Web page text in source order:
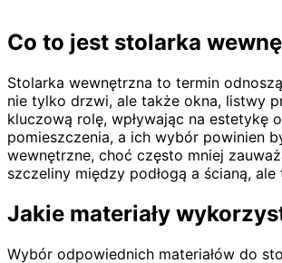
Co to jest stolarka
Stolarka wewnętrzna to termin
nie tylko drzwi, ale także okna, listwy
kluczową rolę, wpływając na estetykę
pomieszczenia, a ich wybór powinien
wewnętrzne, choć często mniej
szczeliny między podłogą a ścianą,
Jakie materiały
Wybór odpowiednich materiałów do